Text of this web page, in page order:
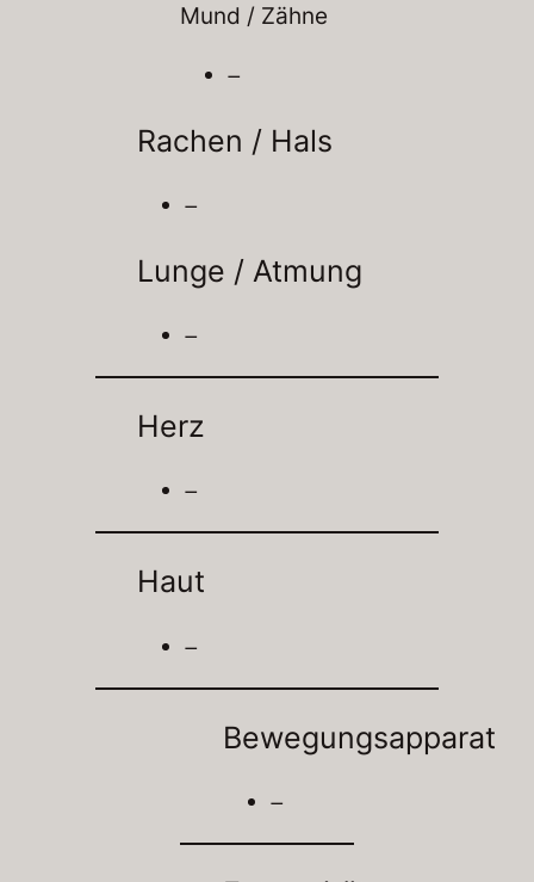
Mund / Zähne
–
Rachen / Hals
–
Lunge / Atmung
–
Herz
–
Haut
–
Bewegungsapparat
–